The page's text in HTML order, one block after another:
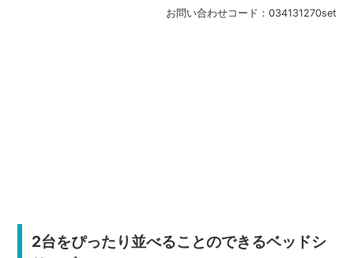
お問い合わせコード： 034131270set
2台をぴったり並べることのできるベッドシ